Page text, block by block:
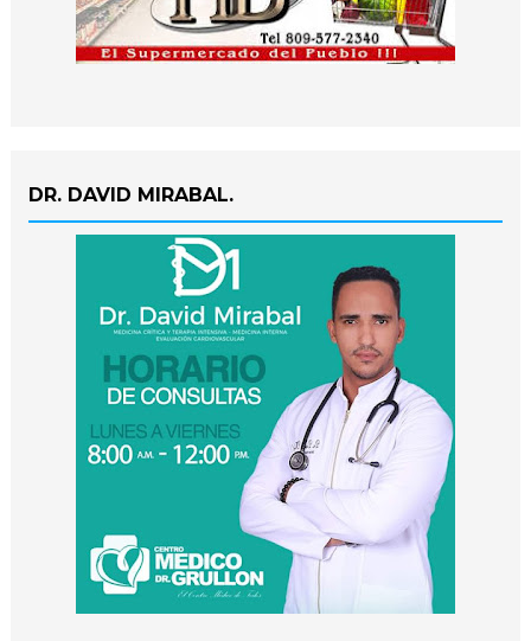
DR. DAVID MIRABAL.